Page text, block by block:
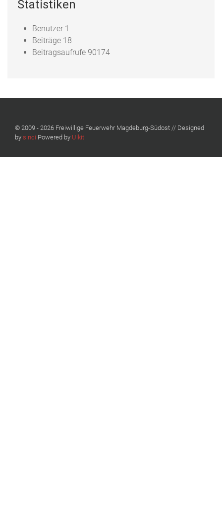
Statistiken
Benutzer 1
Beiträge 18
Beitragsaufrufe 90174
© 2009 - 2026 Freiwillige Feuerwehr Magdeburg-Südost // Designed
by sinci Powered by Ulkit